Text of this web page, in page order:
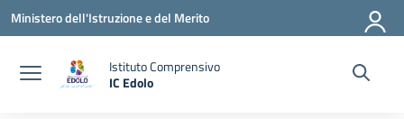
Vai ai contenuti
Vai al menu di navigazione
Vai al footer
Ministero dell'Istruzione e del Merito
Istituto Comprensivo
IC Edolo